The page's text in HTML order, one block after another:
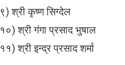
९) श्री कृष्ण सिग्देल
१०) श्री गंगा प्रसाद भुषाल
११) श्री इन्द्र प्रसाद शर्मा